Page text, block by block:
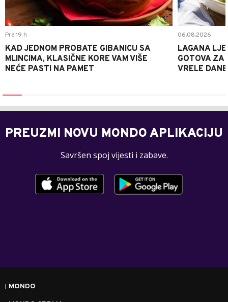
Pre 19 h
KAD JEDNOM PROBATE GIBANICU SA
MLINCIMA, KLASIČNE KORE VAM VIŠE
NEĆE PASTI NA PAMET
06.08.2026.
LAGANA
GOTOVA ZA
VRELE DANE
PREUZMI NOVU MONDO APLIKACIJU
Savršen spoj vijesti i zabave.
MONDO